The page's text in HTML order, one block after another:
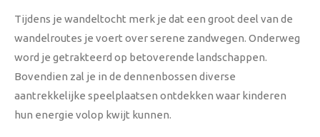
Tijdens je wandeltocht merk je dat een groot deel van de
wandelroutes je voert over serene zandwegen. Onderweg
word je getrakteerd op betoverende landschappen.
Bovendien zal je in de dennenbossen diverse
aantrekkelijke speelplaatsen ontdekken waar kinderen
hun energie volop kwijt kunnen.